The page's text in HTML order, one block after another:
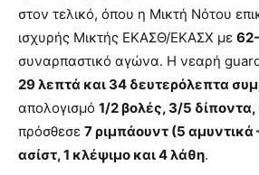
στον τελικό, όπου η Μικτή Νότου
ισχυρής Μικτής ΕΚΑΣΘ/ΕΚΑΣΧ με
συναρπαστικό αγώνα. Η νεαρή
29 λεπτά και 34 δευτερόλεπτα
απολογισμό 1/2 βολές, 3/5
πρόσθεσε 7 ριμπάουντ (5 αμυντικά
ασίστ, 1 κλέψιμο και 4 λάθη.